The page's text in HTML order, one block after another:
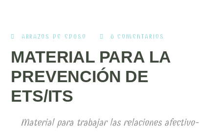
ABRAZOS DE EDUSO 0 COMENTARIOS
MATERIAL PARA LA
PREVENCIÓN DE
ETS/ITS
Material para trabajar las relaciones afectivo-